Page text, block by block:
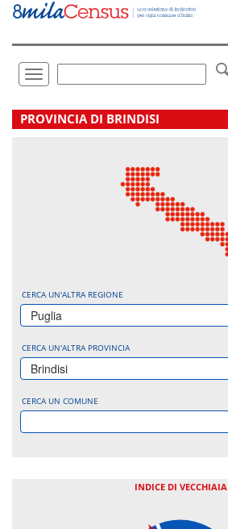
Vai
direttamente
Toggle
navigation
.
PROVINCIA DI BRINDISI
CERCA UN'ALTRA REGIONE
Puglia
CERCA UN'ALTRA PROVINCIA
Brindisi
CERCA UN COMUNE
INDICE DI VECCHIAIA